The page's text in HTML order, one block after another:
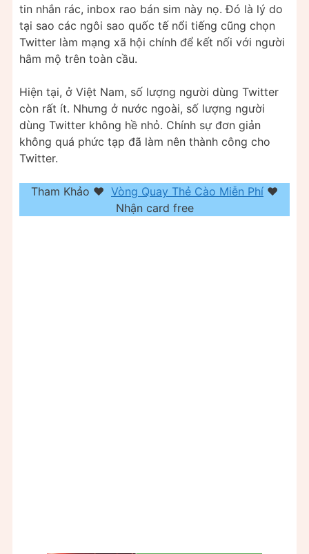
tin nhắn rác, inbox rao bán sim này nọ. Đó là lý do
tại sao các ngôi sao quốc tế nổi tiếng cũng chọn
Twitter làm mạng xã hội chính để kết nối với người
hâm mộ trên toàn cầu.
Hiện tại, ở Việt Nam, số lượng người dùng Twitter
còn rất ít. Nhưng ở nước ngoài, số lượng người
dùng Twitter không hề nhỏ. Chính sự đơn giản
không quá phức tạp đã làm nên thành công cho
Twitter.
Tham Khảo ❤️ Vòng Quay Thẻ Cào Miễn Phí ❤️
Nhận card free